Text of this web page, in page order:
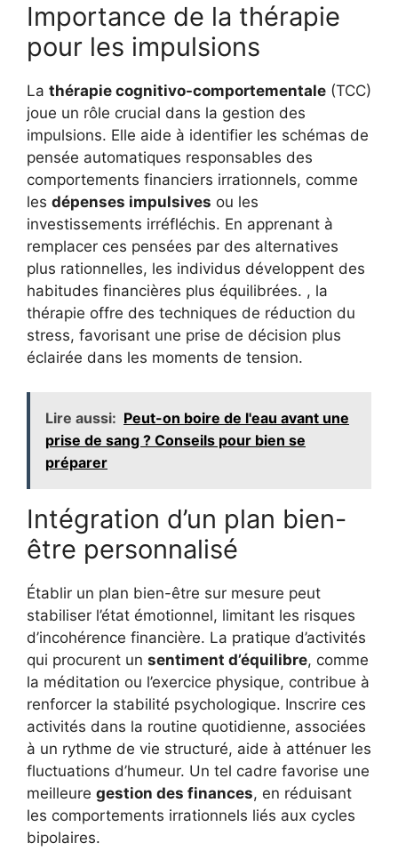
Importance de la thérapie
pour les impulsions
La thérapie cognitivo-comportementale (TCC)
joue un rôle crucial dans la gestion des
impulsions. Elle aide à identifier les schémas de
pensée automatiques responsables des
comportements financiers irrationnels, comme
les dépenses impulsives ou les
investissements irréfléchis. En apprenant à
remplacer ces pensées par des alternatives
plus rationnelles, les individus développent des
habitudes financières plus équilibrées. , la
thérapie offre des techniques de réduction du
stress, favorisant une prise de décision plus
éclairée dans les moments de tension.
Lire aussi: Peut-on boire de l'eau avant une
prise de sang ? Conseils pour bien se
préparer
Intégration d’un plan bien-
être personnalisé
Établir un plan bien-être sur mesure peut
stabiliser l’état émotionnel, limitant les risques
d’incohérence financière. La pratique d’activités
qui procurent un sentiment d’équilibre, comme
la méditation ou l’exercice physique, contribue à
renforcer la stabilité psychologique. Inscrire ces
activités dans la routine quotidienne, associées
à un rythme de vie structuré, aide à atténuer les
fluctuations d’humeur. Un tel cadre favorise une
meilleure gestion des finances, en réduisant
les comportements irrationnels liés aux cycles
bipolaires.